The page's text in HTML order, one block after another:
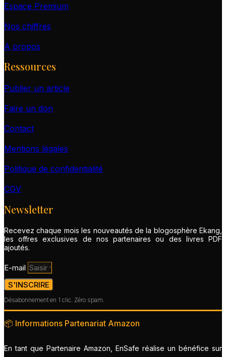
Espace Premium
Nos chiffres
A propos
Ressources
Publier un article
Faire un don
Contact
Mentions légales
Politique de confidentialité
CGV
Newsletter
Recevez chaque mois les nouveautés de la blogosphère Ekang,
les offres exclusives de nos partenaires ou des livres PDF
ajoutés.
E-mail
S'INSCRIRE
Désabonnement en 1 clic. Zéro spam.
📦 Informations Partenariat Amazon
En tant que Partenaire Amazon, EnSafe réalise un bénéfice sur